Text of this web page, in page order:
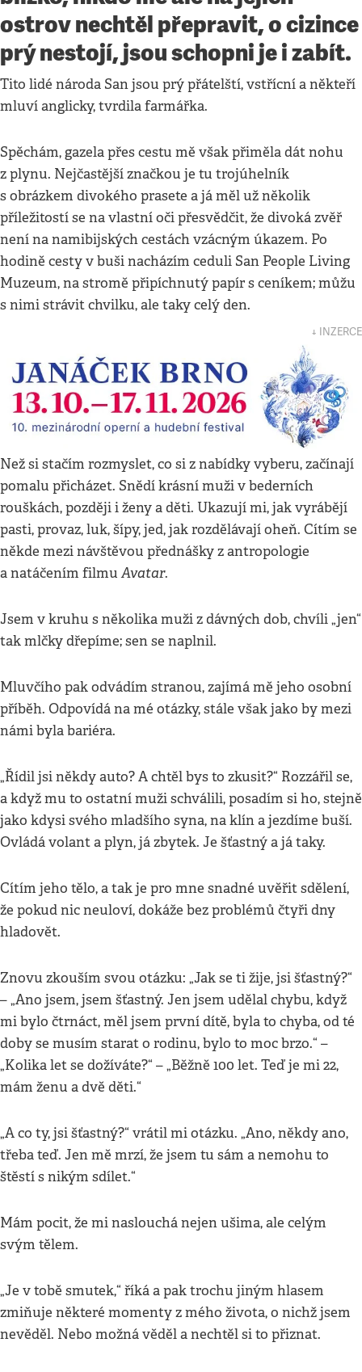
ostrov nechtěl přepravit, o cizince
prý nestojí, jsou schopni je i zabít.
Tito lidé národa San jsou prý přátelští, vstřícní a někteří
mluví anglicky, tvrdila farmářka.
Spěchám, gazela přes cestu mě však přiměla dát nohu
z plynu. Nejčastější značkou je tu trojúhelník
s obrázkem divokého prasete a já měl už několik
příležitostí se na vlastní oči přesvědčit, že divoká zvěř
není na namibijských cestách vzácným úkazem. Po
hodině cesty v buši nacházím ceduli San People Living
Muzeum, na stromě připíchnutý papír s ceníkem; můžu
s nimi strávit chvilku, ale taky celý den.
↓ INZERCE
Než si stačím rozmyslet, co si z nabídky vyberu, začínají
pomalu přicházet. Snědí krásní muži v bederních
rouškách, později i ženy a děti. Ukazují mi, jak vyrábějí
pasti, provaz, luk, šípy, jed, jak rozdělávají oheň. Cítím se
někde mezi návštěvou přednášky z antropologie
a natáčením filmuAvatar.
Jsem v kruhu s několika muži z dávných dob, chvíli „jen“
tak mlčky dřepíme; sen se naplnil.
Mluvčího pak odvádím stranou, zajímá mě jeho osobní
příběh. Odpovídá na mé otázky, stále však jako by mezi
námi byla bariéra.
„Řídil jsi někdy auto? A chtěl bys to zkusit?“ Rozzářil se,
a když mu to ostatní muži schválili, posadím si ho, stejně
jako kdysi svého mladšího syna, na klín a jezdíme buší.
Ovládá volant a plyn, já zbytek. Je šťastný a já taky.
Cítím jeho tělo, a tak je pro mne snadné uvěřit sdělení,
že pokud nic neuloví, dokáže bez problémů čtyři dny
hladovět.
Znovu zkouším svou otázku: „Jak se ti žije, jsi šťastný?“
– „Ano jsem, jsem šťastný. Jen jsem udělal chybu, když
mi bylo čtrnáct, měl jsem první dítě, byla to chyba, od té
doby se musím starat o rodinu, bylo to moc brzo.“ –
„Kolika let se dožíváte?“ – „Běžně 100 let. Teď je mi 22,
mám ženu a dvě děti.“
„A co ty, jsi šťastný?“ vrátil mi otázku. „Ano, někdy ano,
třeba teď. Jen mě mrzí, že jsem tu sám a nemohu to
štěstí s nikým sdílet.“
Mám pocit, že mi naslouchá nejen ušima, ale celým
svým tělem.
„Je v tobě smutek,“ říká a pak trochu jiným hlasem
zmiňuje některé momenty z mého života, o nichž jsem
nevěděl. Nebo možná věděl a nechtěl si to přiznat.